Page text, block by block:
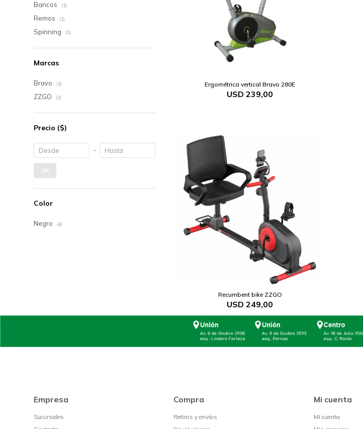
Ergométrica vertical Bravo 280E
USD 239,00
Recumbent bike ZZGO
USD 249,00
Bancos (1)
Remos (1)
Spinning (2)
Marcas
Bravo (3)
ZZGO (1)
Precio ($)
OK
Color
Negro (4)
Empresa
Sucursales
Compra
Retiros y envíos
Mi cuenta
Mi cuenta